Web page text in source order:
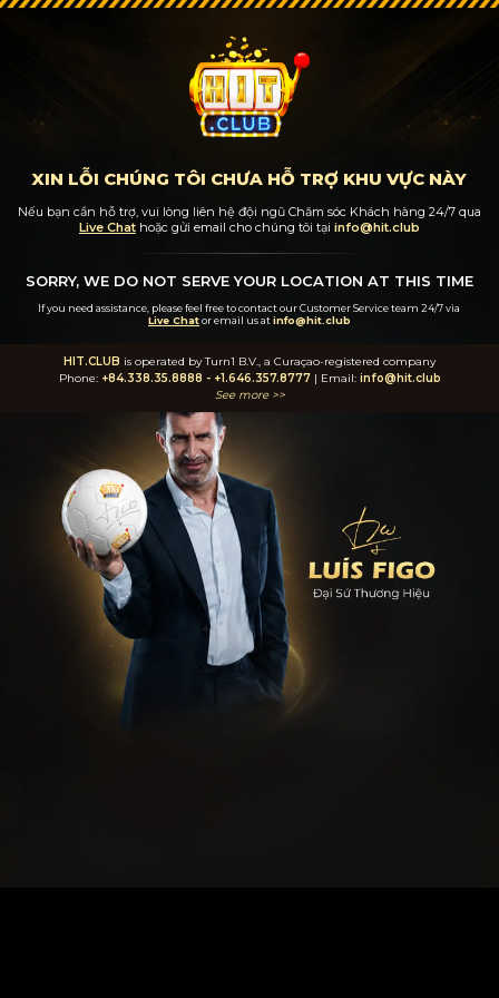
XIN LỖI CHÚNG TÔI CHƯA HỖ TRỢ KHU VỰC NÀY
Nếu bạn cần hỗ trợ, vui lòng liên hệ đội ngũ Chăm sóc Khách hàng 24/7 qua
Live Chathoặc gửi email cho chúng tôi tại info@hit.club
SORRY, WE DO NOT SERVE YOUR LOCATION AT THIS TIME
If you need assistance, please feel free to contact our Customer Service team 24/7via
Live Chator email us atinfo@hit.club
HIT.CLUB is operated by Turn1 B.V., a Curaçao-registered company
Phone: +84.338.35.8888 - +1.646.357.8777| Email: info@hit.club
See more >>